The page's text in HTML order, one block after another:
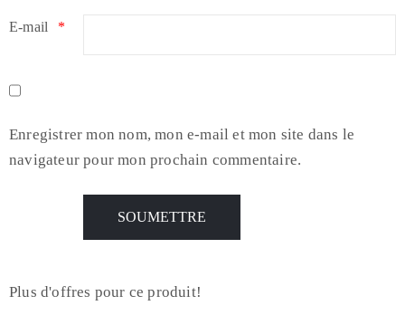
E-mail *
Enregistrer mon nom, mon e-mail et mon site dans le
navigateur pour mon prochain commentaire.
Plus d'offres pour ce produit!